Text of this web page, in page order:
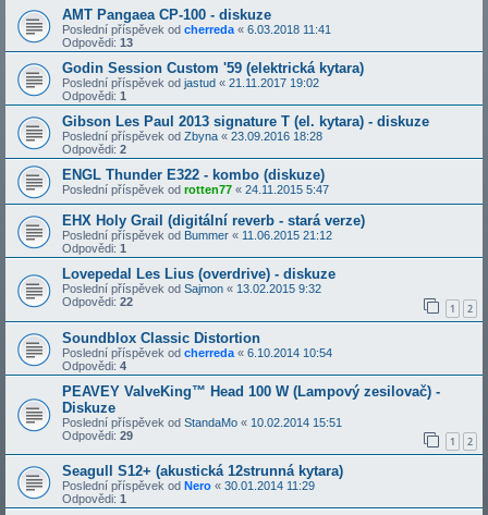
AMT Pangaea CP-100 - diskuze
Poslední příspěvek od cherreda « 6.03.2018 11:41
Odpovědi: 13
Godin Session Custom '59 (elektrická kytara)
Poslední příspěvek od jastud « 21.11.2017 19:02
Odpovědi: 1
Gibson Les Paul 2013 signature T (el. kytara) - diskuze
Poslední příspěvek od Zbyna « 23.09.2016 18:28
Odpovědi: 2
ENGL Thunder E322 - kombo (diskuze)
Poslední příspěvek od rotten77 « 24.11.2015 5:47
EHX Holy Grail (digitální reverb - stará verze)
Poslední příspěvek od Bummer « 11.06.2015 21:12
Odpovědi: 1
Lovepedal Les Lius (overdrive) - diskuze
Poslední příspěvek od Sajmon « 13.02.2015 9:32
Odpovědi: 22 1 2
Soundblox Classic Distortion
Poslední příspěvek od cherreda « 6.10.2014 10:54
Odpovědi: 4
PEAVEY ValveKing™ Head 100 W (Lampový zesilovač) -
Diskuze
Poslední příspěvek od StandaMo « 10.02.2014 15:51
Odpovědi: 29 1 2
Seagull S12+ (akustická 12strunná kytara)
Poslední příspěvek od Nero « 30.01.2014 11:29
Odpovědi: 1